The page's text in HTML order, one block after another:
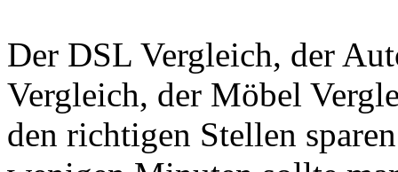
Der DSL Vergleich, der
Vergleich, der Möbel
den richtigen Stellen